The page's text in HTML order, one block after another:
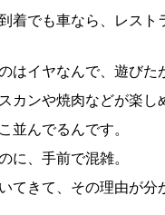
着でも車なら、レスト
はイヤなんで、遊びた
カンや焼肉などが楽し
並んでるんです。
に、手前で混雑。
てきて、その理由が分